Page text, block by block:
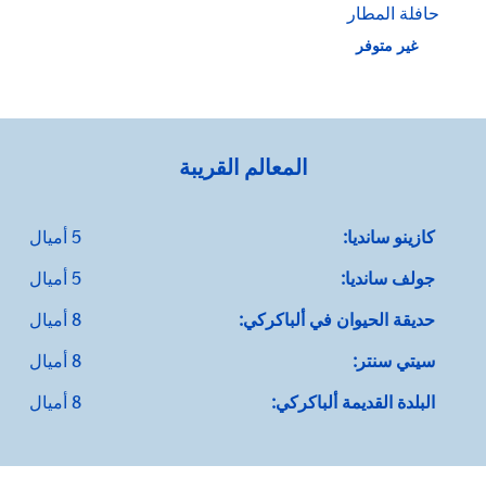
حافلة المطار
غير متوفر
المعالم القريبة
كازينو سانديا:
5 أميال
جولف سانديا:
5 أميال
حديقة الحيوان في ألباكركي:
8 أميال
سيتي سنتر:
8 أميال
البلدة القديمة ألباكركي:
8 أميال